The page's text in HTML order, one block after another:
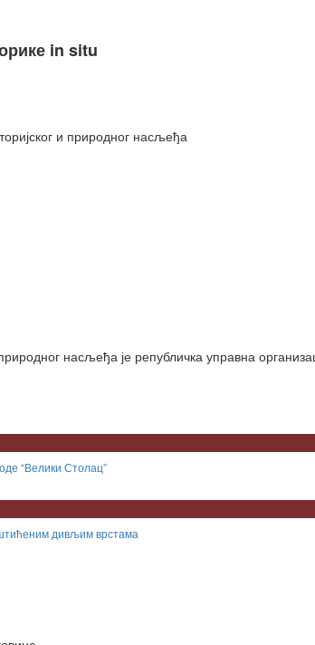
in situ
и природног насљеђа
насљеђа је републичка управна
“Велики Столац”
дивљим врстама